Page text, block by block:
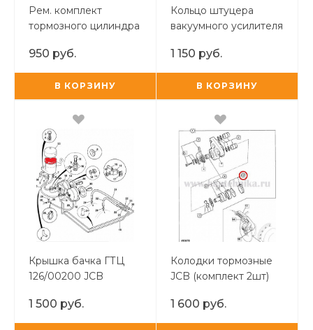
Рем. комплект
тормозного цилиндра
950 руб.
В КОРЗИНУ
Кольцо штуцера
вакуумного усилителя
1 150 руб.
В КОРЗИНУ
Крышка бачка ГТЦ
126/00200 JCB
1 500 руб.
Колодки тормозные
JCB (комплект 2шт)
1 600 руб.